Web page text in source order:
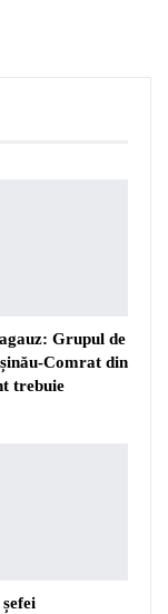
Grupul de
Comrat din
trebuie